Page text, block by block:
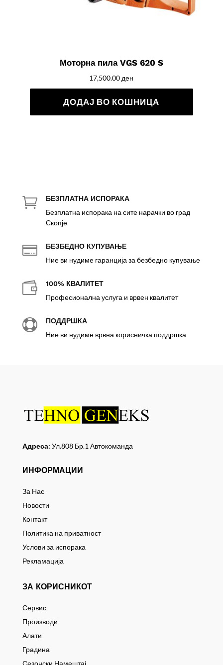
Моторна пила VGS 620 S
17,500.00 ден
ДОДАЈ ВО КОШНИЦА
 БЕЗПЛАТНА ИСПОРАКА
Безплатна испорака на сите нарачки во град
Скопје
 БЕЗБЕДНО КУПУВАЊЕ
Ние ви нудиме гаранција за безбедно купување
 100% КВАЛИТЕТ
Професионална услуга и врвен квалитет
 ПОДДРШКА
Ние ви нудиме врвна корисничка поддршка
Адреса: Ул.808 Бр.1 Автокоманда
ИНФОРМАЦИИ
За Нас
Новости
Контакт
Политика на приватност
Услови за испорака
Рекламација
ЗА КОРИСНИКОТ
Сервис
Производи
Алати
Градина
Сезонски Намештај